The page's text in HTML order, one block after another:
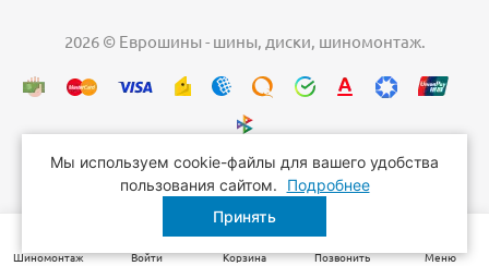
2026 © Еврошины - шины, диски, шиномонтаж.
Мы используем cookie-файлы для вашего удобства
пользования сайтом.
Подробнее
Принять
Шиномонтаж Войти Корзина Позвонить Меню